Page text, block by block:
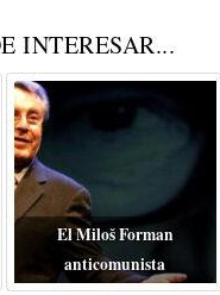
INTERESAR...
El Miloš Forman
anticomunista